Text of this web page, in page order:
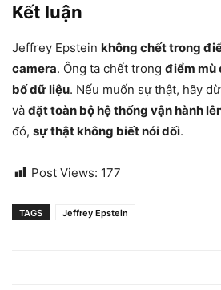
Kết luận
Jeffrey Epstein không chết trong
camera. Ông ta chết trong điểm mù
bố dữ liệu. Nếu muốn sự thật, hãy
và đặt toàn bộ hệ thống vận hành
đó, sự thật không biết nói dối.
Post Views: 177
TAGS Jeffrey Epstein